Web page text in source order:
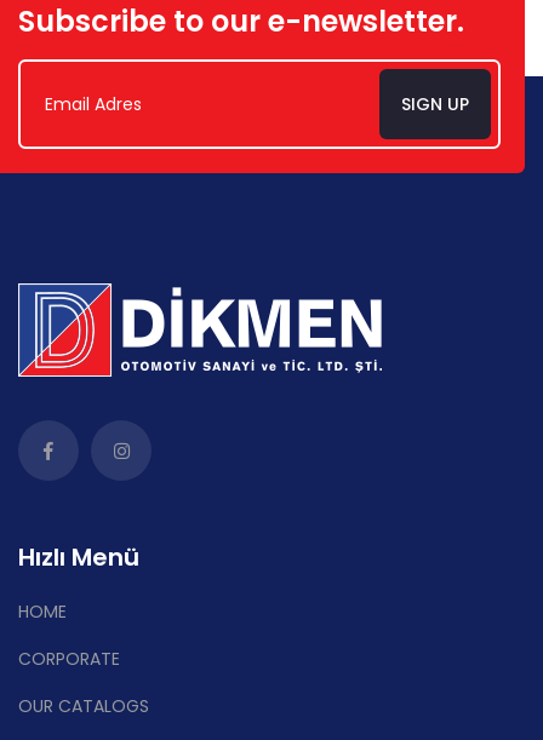
Subscribe to our e-newsletter.
SIGN UP
Hızlı Menü
HOME
CORPORATE
OUR CATALOGS